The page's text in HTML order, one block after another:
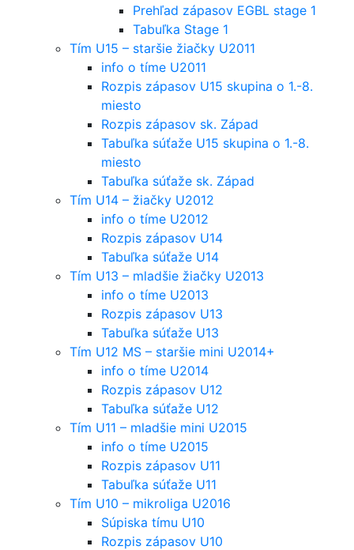
Prehľad zápasov EGBL stage 1
Tabuľka Stage 1
Tím U15 – staršie žiačky U2011
info o tíme U2011
Rozpis zápasov U15 skupina o 1.-8.
miesto
Rozpis zápasov sk. Západ
Tabuľka súťaže U15 skupina o 1.-8.
miesto
Tabuľka súťaže sk. Západ
Tím U14 – žiačky U2012
info o tíme U2012
Rozpis zápasov U14
Tabuľka súťaže U14
Tím U13 – mladšie žiačky U2013
info o tíme U2013
Rozpis zápasov U13
Tabuľka súťaže U13
Tím U12 MS – staršie mini U2014+
info o tíme U2014
Rozpis zápasov U12
Tabuľka súťaže U12
Tím U11 – mladšie mini U2015
info o tíme U2015
Rozpis zápasov U11
Tabuľka súťaže U11
Tím U10 – mikroliga U2016
Súpiska tímu U10
Rozpis zápasov U10